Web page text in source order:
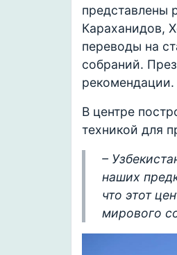
представлены
Караханидов,
переводы на
собраний.
рекомендации.
В центре
техникой для
–
наших
что этот
мирового